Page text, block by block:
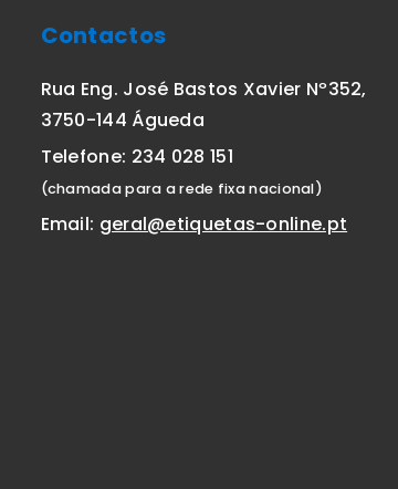
Contactos
Rua Eng. José Bastos Xavier Nº352,
3750-144 Águeda
Telefone: 234 028 151
(chamada para a rede fixa nacional)
Email: geral@etiquetas-online.pt